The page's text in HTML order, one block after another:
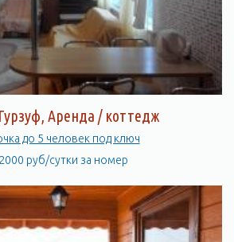
Аренда / коттедж
до 5 человек под ключ
руб/сутки за номер